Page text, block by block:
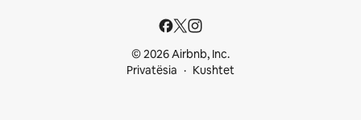
© 2026 Airbnb, Inc.
Privatësia
Kushtet